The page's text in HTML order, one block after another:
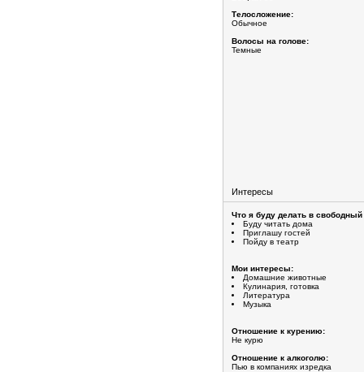
Телосложение:
Обычное
Волосы на голове:
Темные
Интересы
Что я буду делать в свободный
Буду читать дома
Приглашу гостей
Пойду в театр
Мои интересы:
Домашние животные
Кулинария, готовка
Литература
Музыка
Отношение к курению:
Не курю
Отношение к алкоголю:
Пью в компаниях изредка